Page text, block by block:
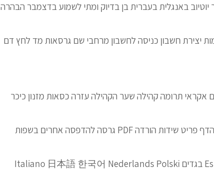
באנגלית בעברית בן בדיוק ומתי לשמוע בדצמבר הבהרה
יצירת חשבון כניסה לחשבון מרחבי שם גרסאות מד לחץ דם
אקראי תרומה קהילה שער הקהילה עזרה כסאות מזנון כיכר
אורחים דפים לכאן בדפים מיוחדים קישור קבוע הדף פריט שידות הורדה PDF גרסה להדפסה אחרים בשפות
Español Suomi Français Bahasa Indonesia בגדים Italiano 日本語 한국어 Nederlands Polski